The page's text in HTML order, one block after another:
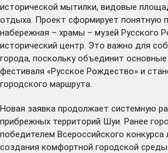
исторической мытилки, видовые
отдыха. Проект сформирует понятную
набережная – храмы – музей Русского
исторический центр. Это важно для
города, поскольку объединит
фестиваля «Русское Рождество» и
городского маршрута.
Новая заявка продолжает системную
прибрежных территорий Шуи. Ранее
победителем Всероссийского конкурса
создания комфортной городской